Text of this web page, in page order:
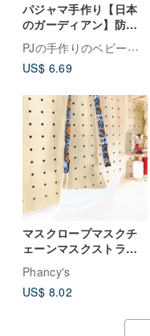
パジャマ手作り【日本
のガーディアン】防疫
子供用マスクストラッ
プ
PJの手作りのベビー用品
US$ 6.69
マスクロープマスクチ
ェーンマスクストラッ
プ防疫小物-ブラックカ
ーニバル-手作り
Phancy's
US$ 8.02